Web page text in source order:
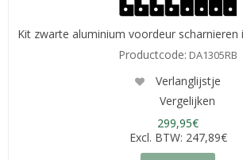
Kit zwarte aluminium voordeur scharnieren
Productcode: DA1305RB
Verlanglijstje
Vergelijken
299,95€
Excl. BTW: 247,89€